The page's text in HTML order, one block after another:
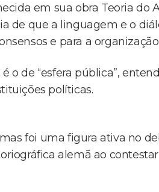
em sua obra Teoria do
de que a linguagem e o
e para a
o de “esfera pública”,
políticas.
foi uma figura ativa no
alemã ao